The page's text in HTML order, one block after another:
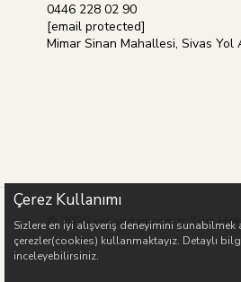
0446 228 02 90
[email protected]
Mimar Sinan Mahallesi, Sivas Yol
© 2026 ergandan.com.tr Tüm
Çerez Kullanımı
Sizlere en iyi alışveriş deneyimini sunabilmek
çerezler(cookies) kullanmaktayız. Detaylı
inceleyebilirsiniz.